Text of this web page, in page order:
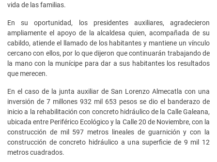
vida de las familias.
En su oportunidad, los presidentes auxiliares, agradecieron
ampliamente el apoyo de la alcaldesa quien, acompañada de su
cabildo, atiende el llamado de los habitantes y mantiene un vínculo
cercano con ellos, por lo que dijeron que continuarán trabajando de
la mano con la munícipe para dar a sus habitantes los resultados
que merecen.
En el caso de la junta auxiliar de San Lorenzo Almecatla con una
inversión de 7 millones 932 mil 653 pesos se dio el banderazo de
inicio a la rehabilitación con concreto hidráulico de la Calle Galeana,
ubicada entre Periférico Ecológico y la Calle 20 de Noviembre, con la
construcción de mil 597 metros lineales de guarnición y con la
construcción de concreto hidráulico a una superficie de 9 mil 12
metros cuadrados.